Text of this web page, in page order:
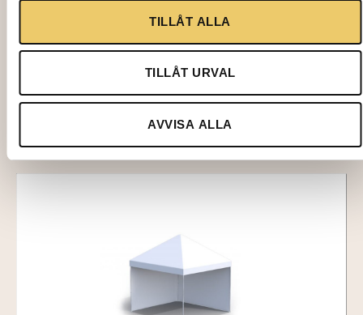
TILLÅT ALLA
TILLÅT URVAL
AVVISA ALLA
80,00kr
Lägg till i varukorg